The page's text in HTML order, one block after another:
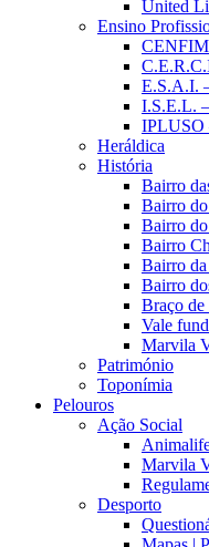
United
Ensino
CENFIM
E.S.A.I.
I.S.E.L.
IPLUSO
Heráldica
História
Bairro
Bairro
Bairro
Bairro
Bairro
Bairro
Braço de
Vale
Marvila
Património
Toponímia
Pelouros
Ação Social
Marvila
Desporto